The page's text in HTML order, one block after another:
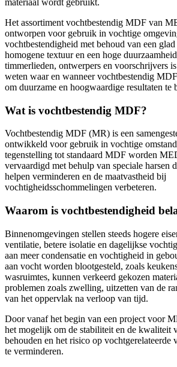
Het assortiment vochtbestendig MDF van
ontworpen voor gebruik in vochtige
vochtbestendigheid met behoud van een
homogene textuur en een hoge
timmerlieden, ontwerpers en voorschrijvers
weten waar en wanneer vochtbestendig
om duurzame en hoogwaardige resultaten te
Wat is vochtbestendig MDF?
Vochtbestendig MDF (MR) is een
ontwikkeld voor gebruik in vochtige
tegenstelling tot standaard MDF worden
vervaardigd met behulp van speciale harsen
helpen verminderen en de maatvastheid bij
vochtigheidsschommelingen verbeteren.
Waarom is vochtbestendigheid
Binnenomgevingen stellen steeds hogere
ventilatie, betere isolatie en dagelijkse
aan meer condensatie en vochtigheid in
aan vocht worden blootgesteld, zoals
wasruimtes, kunnen verkeerd gekozen
problemen zoals zwelling, uitzetten van de
van het oppervlak na verloop van tijd.
Door vanaf het begin van een project voor
het mogelijk om de stabiliteit en de kwaliteit
behouden en het risico op
te verminderen.